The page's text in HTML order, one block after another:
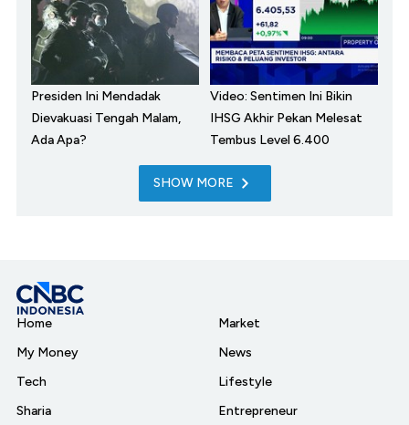
Presiden Ini Mendadak
Dievakuasi Tengah Malam,
Ada Apa?
Video: Sentimen Ini Bikin
IHSG Akhir Pekan Melesat
Tembus Level 6.400
SHOW MORE
Home
My Money
Tech
Sharia
Market
News
Lifestyle
Entrepreneur